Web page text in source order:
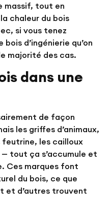
massif, tout en
chaleur du bois
si vous tenez
d’ingénierie qu’on
majorité des cas.
dans une
de façon
les griffes d’animaux,
feutrine, les cailloux
tout ça s’accumule et
Ces marques font
du bois, ce que
et d’autres trouvent